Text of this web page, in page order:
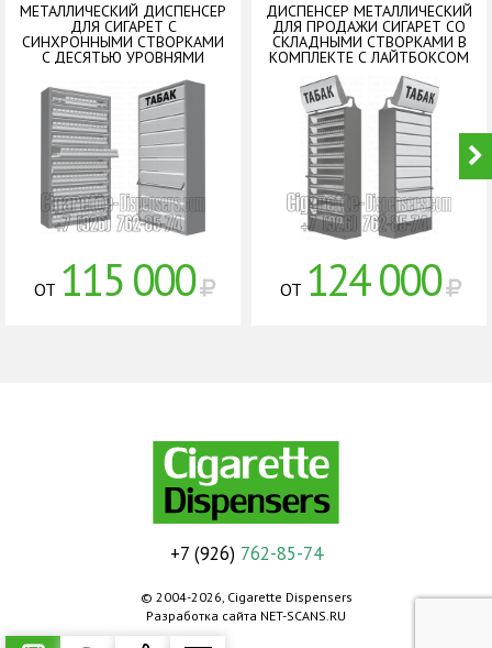
Dispensers
МЕТАЛЛИЧЕСКИЙ ДИСПЕНСЕР
ДЛЯ СИГАРЕТ С
СИНХРОННЫМИ СТВОРКАМИ
C ДЕСЯТЬЮ УРОВНЯМИ
ОТ 115 000
ДИСПЕНСЕР МЕТАЛЛИЧЕСКИЙ
ДЛЯ ПРОДАЖИ СИГАРЕТ СО
СКЛАДНЫМИ СТВОРКАМИ В
КОМПЛЕКТЕ С ЛАЙТБОКСОМ
ОТ 124 000
+7 (926) 762-85-74
© 2004-2026, Cigarette Dispensers
Разработка сайта NET-SCANS.RU